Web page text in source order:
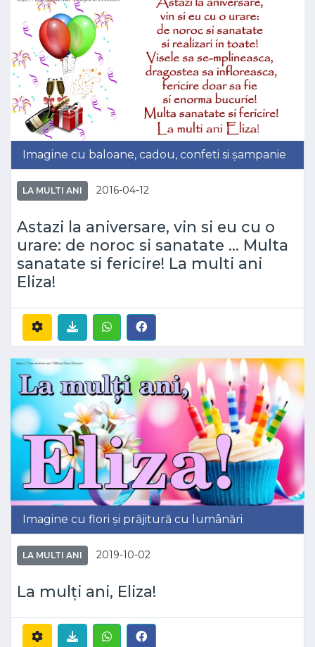
Imagine cu baloane, cadou, confeti si șampanie
LA MULTI ANI 2016-04-12
Astazi la aniversare, vin si eu cu o
urare: de noroc si sanatate ... Multa
sanatate si fericire! La multi ani
Eliza!
Imagine cu flori și prăjitură cu lumânări
LA MULTI ANI 2019-10-02
La mulți ani, Eliza!